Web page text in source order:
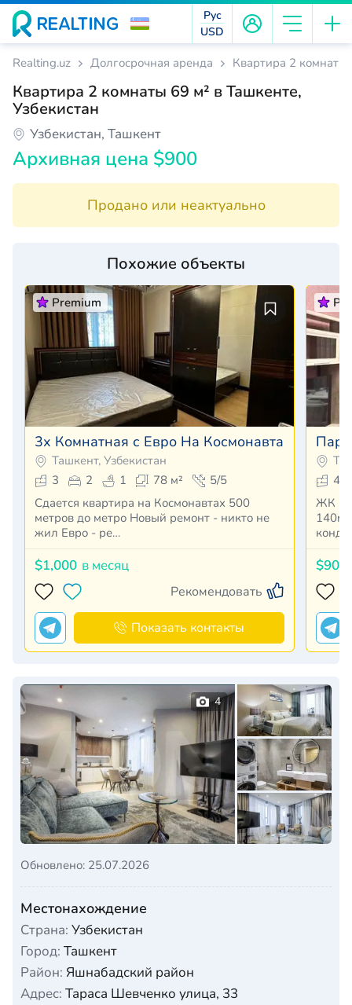
Рус
USD
Realting.uz Долгосрочная аренда Квартира 2 комнаты
Квартира 2 комнаты 69 м² в Ташкенте,
Узбекистан
Узбекистан, Ташкент
Архивная цена $900
Продано или неактуально
Похожие объекты
Premium
3х Комнатная с Евро На Космонавтах
Ташкент, Узбекистан
3
2 1 78 м²
5/5
Сдается квартира на Космонавтах 500
метров до метро Новый ремонт - никто не
жил Евро - ре…
$1,000 в месяц
Рекомендовать
Показать контакты
4
ЖК
$900
4
Обновлено: 25.07.2026
Местонахождение
Страна: Узбекистан
Город: Ташкент
Район: Яшнабадский район
Адрес: Тараса Шевченко улица, 33